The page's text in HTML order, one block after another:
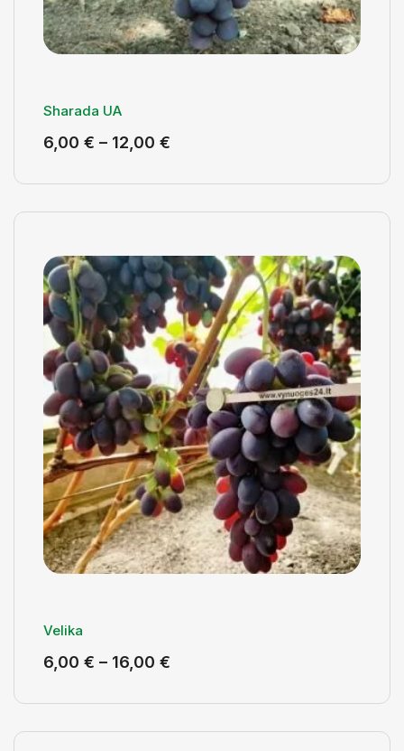
Sharada UA
6,00 € – 12,00 €
Velika
6,00 € – 16,00 €